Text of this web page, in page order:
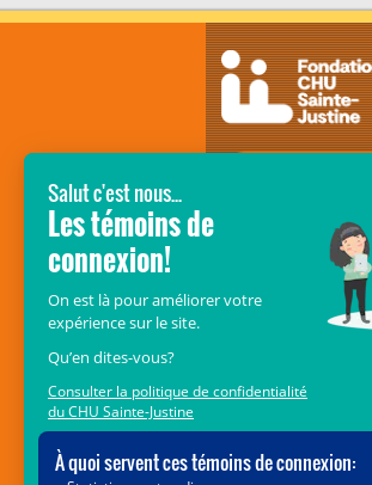
SOUTENEZ LES
Fonds Mélio de
Sainte-Justine–
déploiement du
est voué à
vie et de